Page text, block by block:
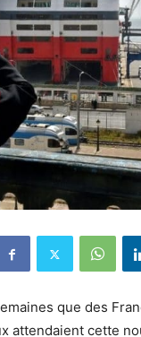
que des
attendaient cette